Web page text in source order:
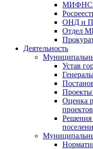
МИФНС
ОНД и
Отдел
Деятельность
Устав
Оценка
Решения